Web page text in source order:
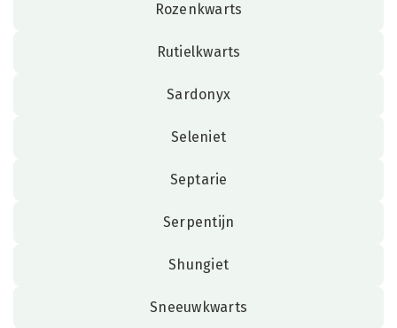
Rozenkwarts
Rutielkwarts
Sardonyx
Seleniet
Septarie
Serpentijn
Shungiet
Sneeuwkwarts